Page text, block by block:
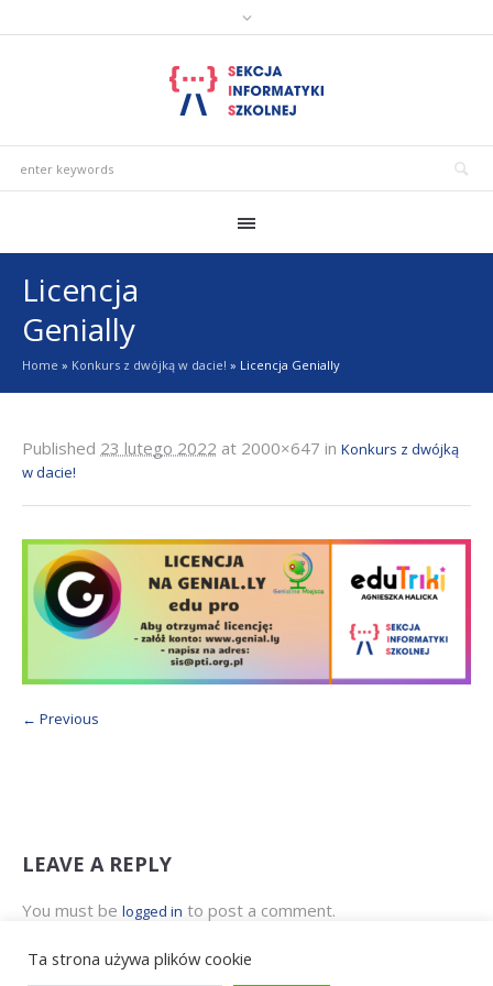
Licencja
Genially
Home » Konkurs z dwójką w dacie! » Licencja Genially
Published 23 lutego 2022 at 2000×647 in Konkurs z dwójką
w dacie!
← Previous
LEAVE A REPLY
You must be logged in to post a comment.
Ta strona używa Akismet do redukcji spamu.
jaki sposób przetwarzane są dane Twoich komentarzy.
Ta strona używa plików cookie